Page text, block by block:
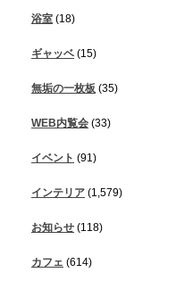
浴室 (18)
ギャッベ (15)
無垢の一枚板 (35)
WEB内覧会 (33)
イベント (91)
インテリア (1,579)
お知らせ (118)
カフェ (614)